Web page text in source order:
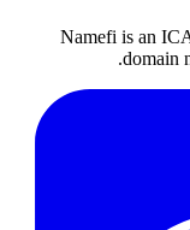
Namefi is an
domain